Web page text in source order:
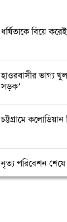
ধর্ষিতাকে বিয়ে
হাওরবাসীর ভাগ্য
সড়ক’
চট্টগ্রামে
নৃত্য পরিবেশন শেষে